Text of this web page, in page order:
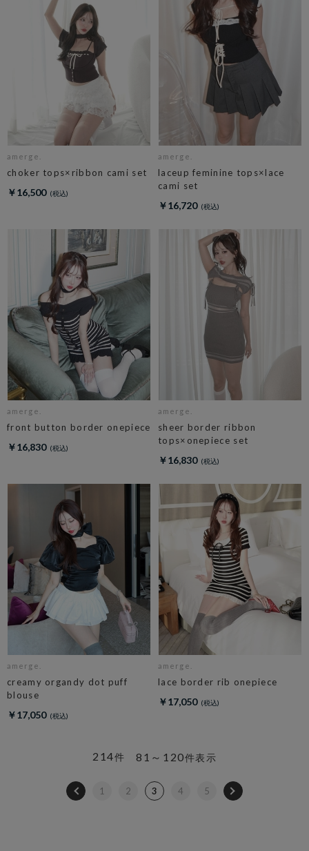
amerge.
choker tops×ribbon cami set
￥16,500
amerge.
laceup feminine tops×lace
cami set
￥16,720
amerge.
front button border onepiece
￥16,830
amerge.
sheer border ribbon
tops×onepiece set
￥16,830
amerge.
creamy organdy dot puff
blouse
￥17,050
amerge.
lace border rib onepiece
￥17,050
81～120件表示
214件
1 2 3 4 5